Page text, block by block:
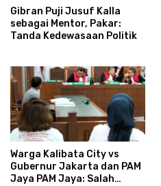
Gibran Puji Jusuf Kalla
sebagai Mentor, Pakar:
Tanda Kedewasaan Politik
Warga Kalibata City vs
Gubernur Jakarta dan PAM
Jaya PAM Jaya: Salah